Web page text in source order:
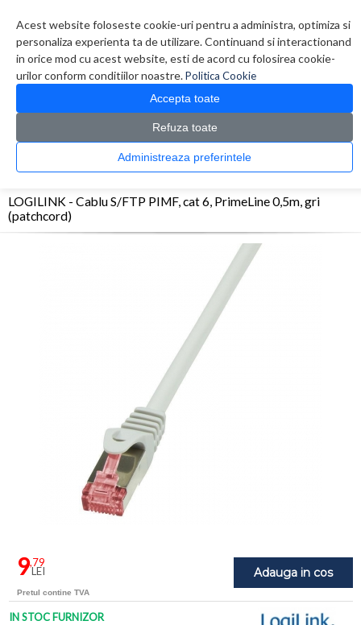
Acest website foloseste cookie-uri pentru a administra, optimiza si
personaliza experienta ta de utilizare. Continuand si interactionand
in orice mod cu acest website, esti de acord cu folosirea cookie-
urilor conform conditiilor noastre.Politica Cookie
Accepta toate
Refuza toate
Administreaza preferintele
0 produs(e)
CATALOG PRODUSE
> Cabluri > LOGILINK - Cablu S/FTP PIMF, cat 6, PrimeLine
LOGILINK - Cablu S/FTP PIMF, cat 6, PrimeLine 0,5m, gri
(patchcord)
Adauga in cos
9,79
LEI
Pretul contine TVA
IN STOC FURNIZOR